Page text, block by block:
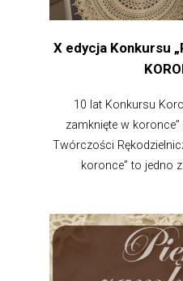
X edycja Konkursu
10 lat Konkursu
zamknięte w
Twórczości
koronce” to jedno